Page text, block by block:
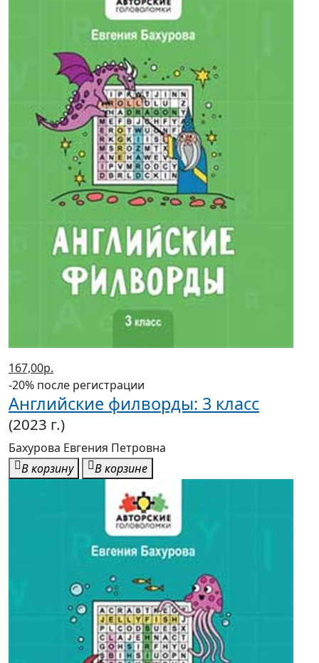
167,00р.
-20% после регистрации
Английские филворды: 3 класс
(2023 г.)
Бахурова Евгения Петровна
В корзину
В корзине